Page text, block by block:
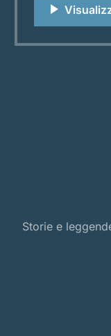
nebbia si
scrupoli:
Storie e